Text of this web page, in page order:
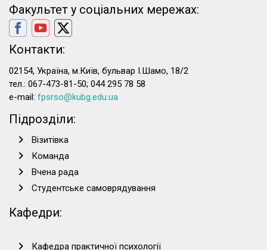
Факультет у соціальних мережах:
Контакти:
02154, Україна, м.Київ, бульвар І.Шамо, 18/2
тел.: 067-473-81-50; 044 295 78 58
e-mail: fpsrso@kubg.edu.ua
Підрозділи:
Візитівка
Команда
Вчена рада
Студентське самоврядування
Кафедри:
Кафедра практичної психології